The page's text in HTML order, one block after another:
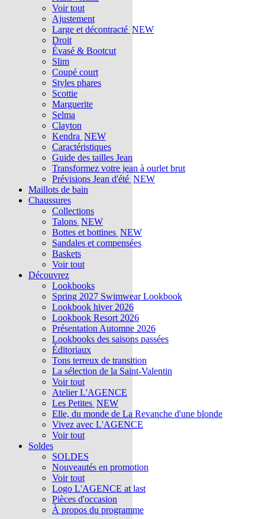
Voir tout
Ajustement
Large et décontracté NEW
Droit
Évasé & Bootcut
Slim
Coupé court
Styles phares
Scottie
Marguerite
Selma
Clayton
Kendra NEW
Caractéristiques
Guide des tailles Jean
Transformez votre jean à ourlet brut
Prévisions Jean d'été NEW
Maillots de bain
Chaussures
Collections
Talons NEW
Bottes et bottines NEW
Sandales et compensées
Baskets
Voir tout
Découvrez
Lookbooks
Spring 2027 Swimwear Lookbook
Lookbook hiver 2026
Lookbook Resort 2026
Présentation Automne 2026
Lookbooks des saisons passées
Éditoriaux
Tons terreux de transition
La sélection de la Saint-Valentin
Voir tout
Atelier L'AGENCE
Les Petites NEW
Elle, du monde de La Revanche d'une blonde
Vivez avec L'AGENCE
Voir tout
Soldes
SOLDES
Nouveautés en promotion
Voir tout
Logo L'AGENCE at last
Pièces d'occasion
À propos du programme